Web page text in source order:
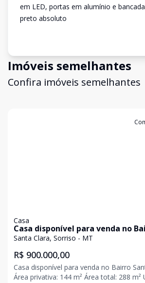
em LED, portas em alumínio e
preto absoluto
Imóveis semelhantes
Confira imóveis semelhantes
Casa
Casa disponível para venda no
Clara
Santa Clara, Sorriso - MT
R$ 900.000,00
Casa disponível para venda no Bairro
Área privativa: 144 m² Área total: 288 m² Uma suíte